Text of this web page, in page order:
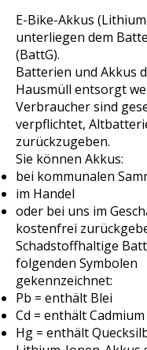
E-Bike-Akkus
unterliegen dem
(BattG).
Batterien und Akkus
Hausmüll entsorgt
Verbraucher sind
verpflichtet,
zurückzugeben.
Sie können Akkus:
bei kommunalen
im Handel
oder bei uns im
kostenfrei
Schadstoffhaltige
folgenden Symbolen
gekennzeichnet:
Pb = enthält Blei
Cd = enthält Cadmium
Hg = enthält